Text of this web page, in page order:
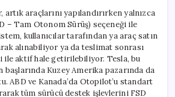
araçlarını yapılandırırken yalnızca
– Tam Otonom Sürüş) seçeneği ile
kullanıcılar tarafından ya araç satın
alınabiliyor ya da teslimat sonrası
ile aktif hale getirilebiliyor. Tesla, bu
başlarında Kuzey Amerika pazarında da
ABD ve Kanada’da Otopilot’u standart
tüm sürücü destek işlevlerini FSD